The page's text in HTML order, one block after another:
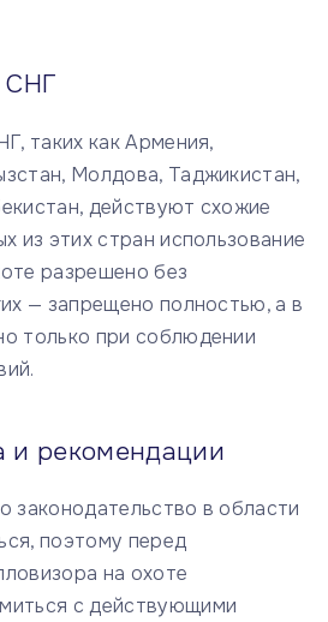
СНГ
таких как Армения,
Молдова, Таджикистан,
действуют схожие
из этих стран использование
разрешено без
— запрещено полностью, а в
только при соблюдении
и рекомендации
законодательство в области
поэтому перед
на охоте
с действующими